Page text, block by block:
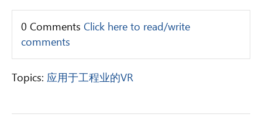
0 Comments Click here to read/write
comments
Topics: 应用于工程业的VR